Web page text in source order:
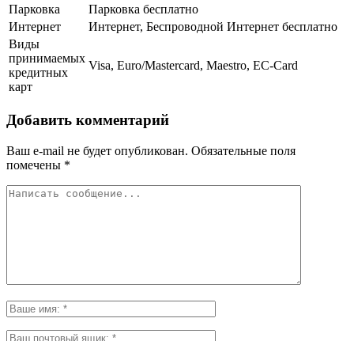
Парковка
Парковка бесплатно
Интернет
Интернет, Беспроводной Интернет бесплатно
Виды
принимаемых
кредитных
карт
Visa, Euro/Mastercard, Maestro, EC-Card
Добавить комментарий
Ваш e-mail не будет опубликован. Обязательные поля
помечены *